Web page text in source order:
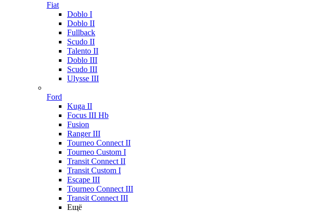
Fiat
Doblo I
Doblo II
Fullback
Scudo II
Talento II
Doblo III
Scudo III
Ulysse III
Ford
Kuga II
Focus III Hb
Fusion
Ranger III
Tourneo Connect II
Tourneo Custom I
Transit Connect II
Transit Custom I
Escape III
Tourneo Connect III
Transit Connect III
Ещё